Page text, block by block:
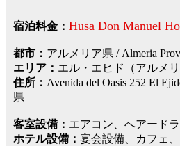
宿泊料金： Husa Don Manuel
都市： アルメリア県 / Almeria
エリア： エル・エヒド（アルメ
住所： Avenida del Oasis 252 El
県
客室設備： エアコン、へアード
ホテル設備： 宴会設備、カフェ